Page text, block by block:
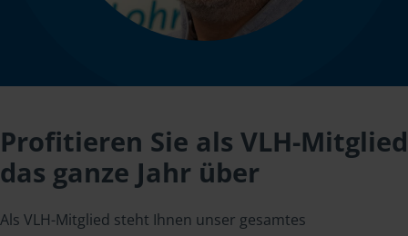
Profitieren Sie als VLH-Mitglied
das ganze Jahr über
Als VLH-Mitglied steht Ihnen unser gesamtes